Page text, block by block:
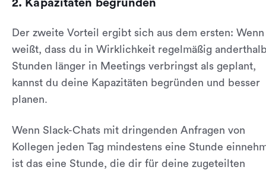
2. Kapazitäten begründen
Der zweite Vorteil ergibt sich aus dem ersten:
weißt, dass du in Wirklichkeit regelmäßig
Stunden länger in Meetings verbringst als geplant,
kannst du deine Kapazitäten begründen und besser
planen.
Wenn Slack-Chats mit dringenden Anfragen von
Kollegen jeden Tag mindestens eine Stunde
ist das eine Stunde, die dir für deine zugeteilten